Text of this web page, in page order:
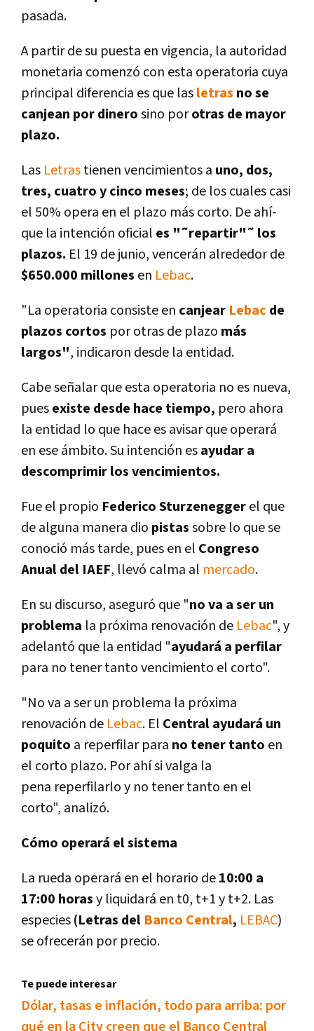
pasada.
A partir de su puesta en vigencia, la autoridad
monetaria comenzó con esta operatoria cuya
principal diferencia es que lasletras no se
canjean por dinerosino porotras de mayor
plazo.
Las Letrastienen vencimientos a uno, dos,
tres, cuatro y cinco meses; de los cuales casi
el 50% opera en el plazo más corto. De ahí­
que la intención oficial es "˜repartir"˜ los
plazos. El 19 de junio, vencerán alrededor de
$650.000 millones en Lebac.
"La operatoria consiste en canjear Lebac de
plazos cortos por otras de plazo más
largos", indicaron desde la entidad.
Cabe señalar que esta operatoria no es nueva,
puesexiste desde hace tiempo, pero ahora
la entidad lo que hace es avisar que operará
en ese ámbito. Su intención esayudar a
descomprimir los vencimientos.
Fue el propio Federico Sturzeneggerel que
de alguna manera dio pistassobre lo que se
conoció más tarde, pues en el Congreso
Anual del IAEF, llevó calma al mercado.
En su discurso, aseguró que "no va a ser un
problema la próxima renovación de Lebac", y
adelantó que la entidad "ayudará a perfilar
para no tener tanto vencimiento el corto".
"No va a ser un problema la próxima
renovación de Lebac. El Central ayudará un
poquito a reperfilar para no tener tanto en
el corto plazo. Por ahí­ si valga la
pena reperfilarlo y no tener tanto en el
corto", analizó.
Cómo operará el sistema
La rueda operará en el horario de10:00 a
17:00 horasy liquidará en t0, t+1 y t+2. Las
especies(Letras del Banco Central, LEBAC)
se ofrecerán por precio.
Te puede interesar
Dólar, tasas e inflación, todo para arriba: por
qué en la City creen que el Banco Central